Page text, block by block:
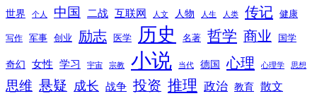
世界 个人 中国 二战 互联网 人文 人物 人生 人类 传记 健康
写作 军事 创业 励志 医学 历史 名著 哲学 商业 国学
奇幻 女性 学习 宇宙 宗教 小说 当代 德国 心理 心理学 思想
思维 悬疑 成长 战争 投资 推理 政治 教育 散文